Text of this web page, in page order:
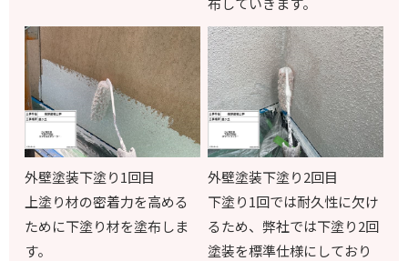
外壁塗装下塗り1回目
上塗り材の密着力を高める
ために下塗り材を塗布しま
す。
外壁塗装下塗り2回目
下塗り1回では耐久性に欠け
るため、弊社では下塗り2回
塗装を標準仕様にしており